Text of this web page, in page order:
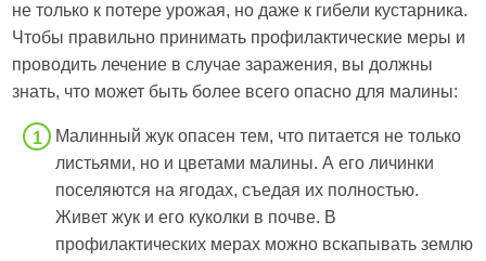
не только к потере урожая, но даже к гибели кустарника.
Чтобы правильно принимать профилактические меры и
проводить лечение в случае заражения, вы должны
знать, что может быть более всего опасно для малины:
Малинный жук опасен тем, что питается не только
листьями, но и цветами малины. А его личинки
поселяются на ягодах, съедая их полностью.
Живет жук и его куколки в почве. В
профилактических мерах можно вскапывать землю